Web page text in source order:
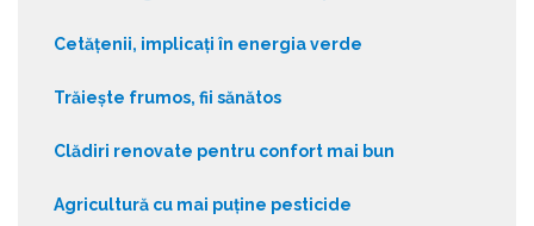
Cetățenii, implicați în energia verde
Trăiește frumos, fii sănătos
Clădiri renovate pentru confort mai bun
Agricultură cu mai puține pesticide